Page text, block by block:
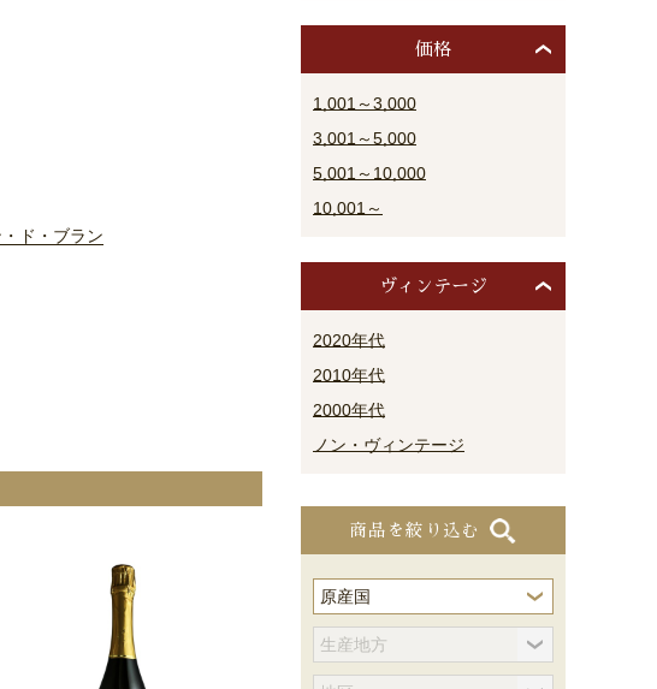
ド・ブラン
価格
1,001～3,000
3,001～5,000
5,001～10,000
10,001～
ヴィンテージ
2020年代
2010年代
2000年代
ノン・ヴィンテージ
商品を絞り込む